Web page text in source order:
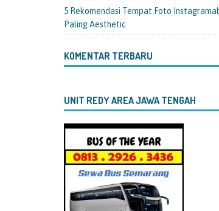
5 Rekomendasi Tempat Foto
Paling Aesthetic
KOMENTAR TERBARU
UNIT REDY AREA JAWA TENGAH